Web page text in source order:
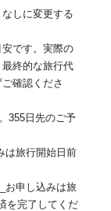
しに変更する
です。実際の
終的な旅行代
確認くださ
355日先のご予
は旅行開始日前
お申し込みは旅
を完了してくだ